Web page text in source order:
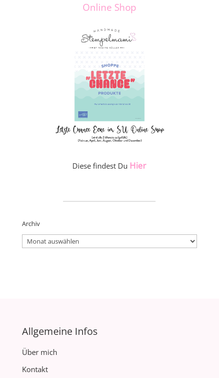
Online Shop
Diese findest Du Hier
Archiv
Archiv
Allgemeine Infos
Über mich
Kontakt